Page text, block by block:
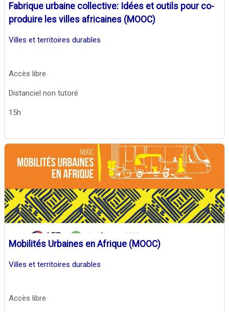
Fabrique urbaine collective: Idées et outils pour co-
produire les villes africaines (MOOC)
Villes et territoires durables
Accès libre
Distanciel non tutoré
15h
Mobilités Urbaines en Afrique (MOOC)
Villes et territoires durables
Accès libre